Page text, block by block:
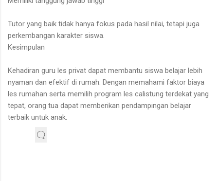
Tutor yang baik tidak hanya fokus pada hasil nilai, tetapi juga
perkembangan karakter siswa.
Kesimpulan
Kehadiran guru les privat dapat membantu siswa belajar lebih
nyaman dan efektif di rumah. Dengan memahami faktor biaya
les rumahan serta memilih program les calistung terdekat yang
tepat, orang tua dapat memberikan pendampingan belajar
terbaik untuk anak.